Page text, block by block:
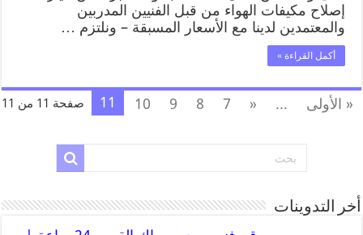
إصلاح مكيفات الهواء من قبل الفنيين المدربين
والمعتمدين لدينا مع الأسعار المسبقة – ونلتزم …
أكمل القراءة »
صفحة 11 من 11 « الأولى ...
«
7
8
9
10
11
أخر التدوينات